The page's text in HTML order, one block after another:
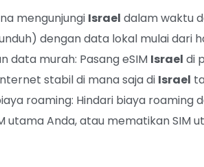
mengunjungi Israel dalam waktu
dengan data lokal mulai dari
data murah: Pasang eSIM Israel di
stabil di mana saja di Israel
roaming: Hindari biaya
utama Anda, atau mematikan SIM